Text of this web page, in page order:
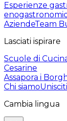
Esperienze
AziendeTeam
Lasciati ispirare
Scuole di
Cesarine
Assapora i
Chi siamo
Cambia lingua